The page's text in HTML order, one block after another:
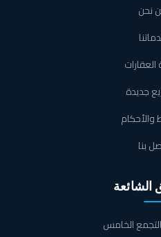
نحن
جديدة
والأحكام
بنا
الشائعة
الخامس